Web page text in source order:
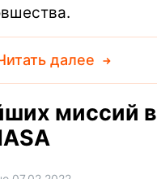
далее
миссий в